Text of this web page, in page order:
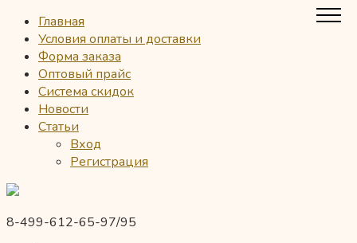
Главная
Условия оплаты и доставки
Форма заказа
Оптовый прайс
Система скидок
Новости
Статьи
Вход
Регистрация
8-499-612-65-97/95